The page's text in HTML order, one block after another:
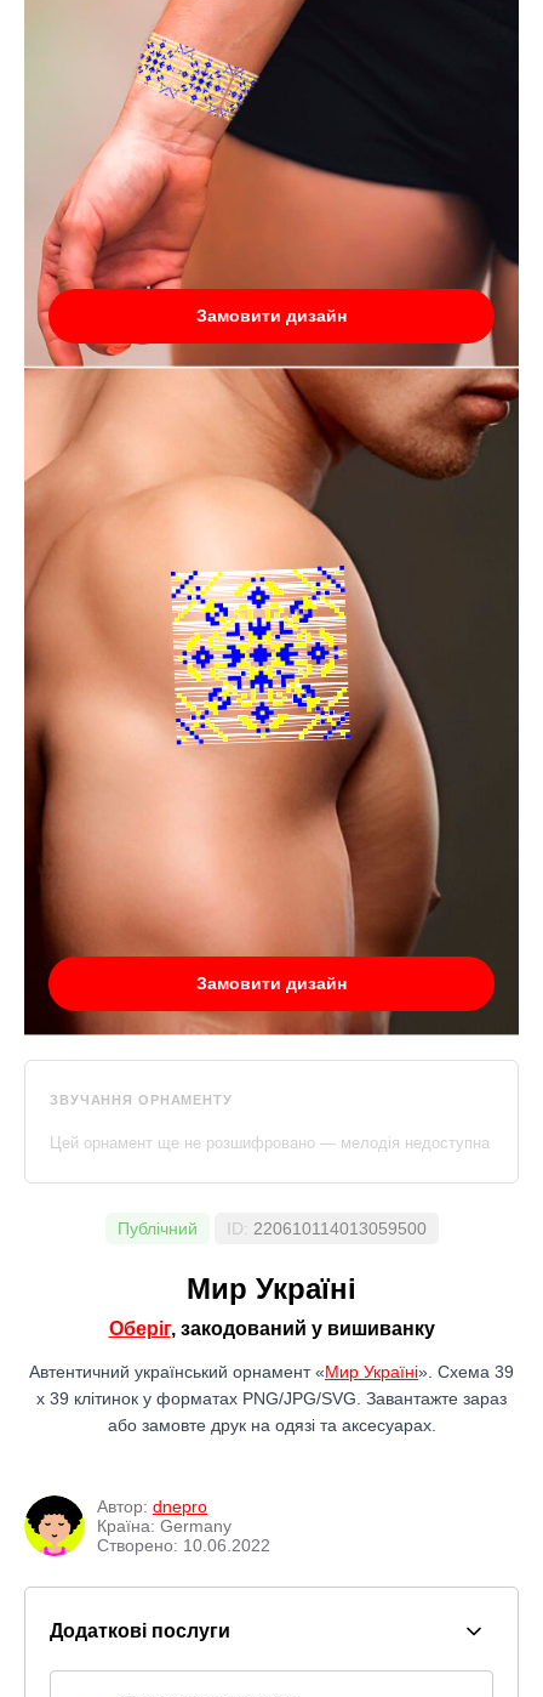
Замовити дизайн
Замовити дизайн
ЗВУЧАННЯ ОРНАМЕНТУ
Цей орнамент ще не розшифровано — мелодія недоступна
Публічний ID: 220610114013059500
Мир Україні
Оберіг, закодований у вишиванку
Автентичний український орнамент «Мир Україні». Схема 39
x 39 клітинок у форматах PNG/JPG/SVG. Завантажте зараз
або замовте друк на одязі та аксесуарах.
Автор: dnepro
Країна: Germany
Створено: 10.06.2022
Додаткові послуги